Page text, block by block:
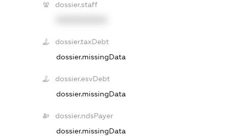
dossier.staff
dossier.taxDebt
dossier.missingData
dossier.esvDebt
dossier.missingData
dossier.ndsPayer
dossier.missingData